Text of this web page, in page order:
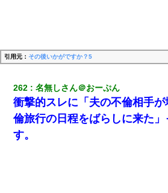
死亡・・・
【驚愕】5000円でＪＫと行為してきたが
妻が亡くなったんだけど正直ガチで嬉しい
引用元： その後いかがですか？5
262 名無しさん＠おーぷん
衝撃的スレに「夫の不倫相手
倫旅行の日程をばらしに来た
す。